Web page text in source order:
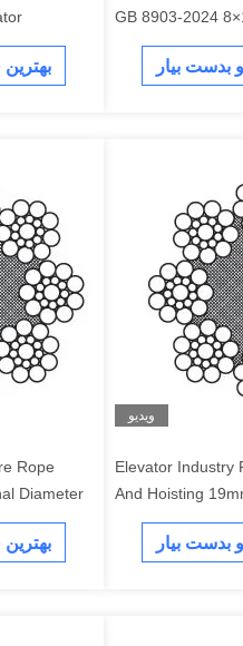
GB 8903-2024
بدست بیار
ویدیو
Elevator Industry
بدست بیار
Rope
Diameter